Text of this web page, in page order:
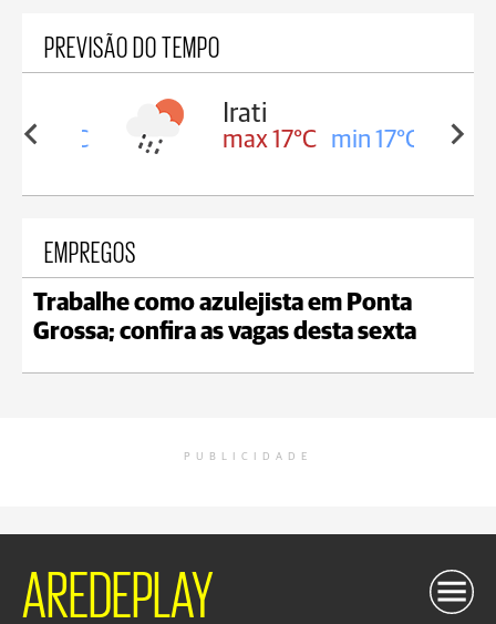
PREVISÃO DO TEMPO
16°C
Irati
max 17°C min 17°C
EMPREGOS
Trabalhe como azulejista em Ponta
Grossa; confira as vagas desta sexta
PUBLICIDADE
AREDEPLAY